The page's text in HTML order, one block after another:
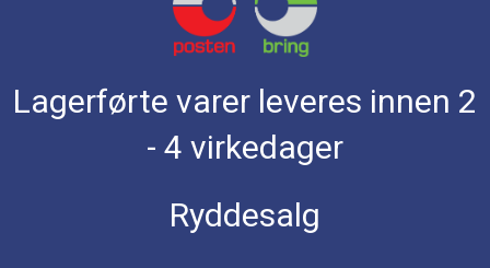
Lagerførte varer leveres innen 2
- 4 virkedager
Ryddesalg